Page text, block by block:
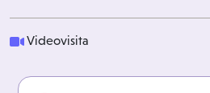
Videovisita